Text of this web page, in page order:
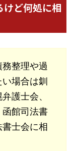
けど何処に相
整理や過
場合は釧
護士会、
館司法書
士会に相